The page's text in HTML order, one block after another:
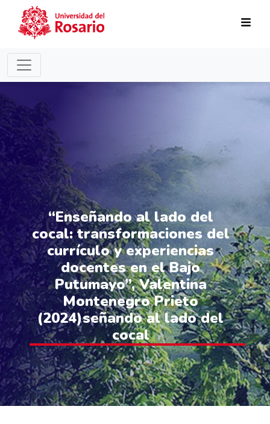
Pasar al contenido principal
“Enseñando al lado del
cocal: transformaciones del
currículo y experiencias
docentes en el Bajo
Putumayo”, Valentina
Montenegro Prieto
(2024)señando al lado del
cocal